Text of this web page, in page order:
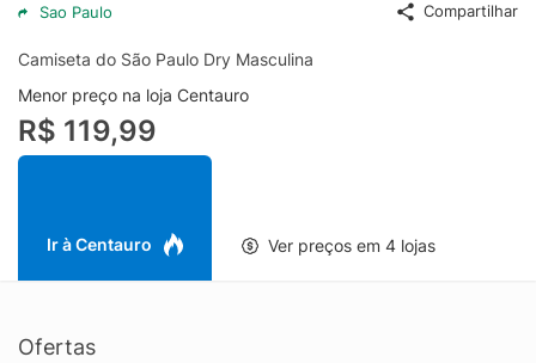
Sao Paulo Compartilhar
Camiseta do São Paulo Dry Masculina
Menor preço na loja Centauro
R$ 119,99
Ir à Centauro Ver preços em 4 lojas
Ofertas